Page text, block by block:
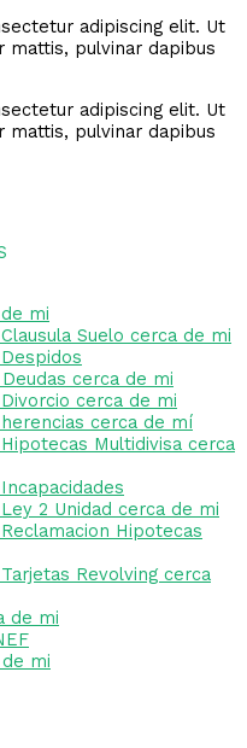
adipiscing elit. Ut
pulvinar dapibus
adipiscing elit. Ut
pulvinar dapibus
mi
Suelo cerca de mi
cerca de mi
cerca de mi
cerca de mí
Multidivisa cerca
2 Unidad cerca de mi
Hipotecas
Revolving cerca
de mi
mi